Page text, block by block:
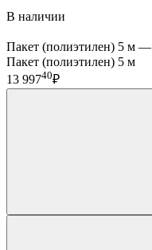
В наличии
Пакет (полиэтилен) 5 м —
Пакет (полиэтилен) 5 м
13 99740₽